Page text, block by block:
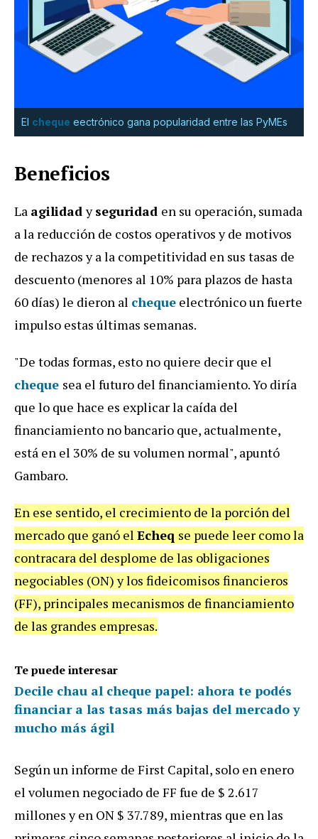
El cheque eectrónico gana popularidad entre las PyMEs
Beneficios
La agilidadyseguridad en su operación, sumada
a la reducción de costos operativos y de motivos
de rechazos y a la competitividad en sus tasas de
descuento (menores al 10% para plazos de hasta
60 días) le dieron al cheque electrónico un fuerte
impulso estas últimas semanas.
"De todas formas, esto no quiere decir que el
cheque sea el futuro del financiamiento. Yo diría
que lo que hace es explicar la caída del
financiamiento no bancario que, actualmente,
está en el 30% de su volumen normal", apuntó
Gambaro.
En ese sentido, el crecimiento de la porción del
mercado que ganó el Echeq se puede leer como la
contracara del desplome de las obligaciones
negociables (ON) y los fideicomisos financieros
(FF), principales mecanismos de financiamiento
de las grandes empresas.
Te puede interesar
Decile chau al cheque papel: ahora te podés
financiar a las tasas más bajas del mercado y
mucho más ágil
Según un informe de First Capital, solo en enero
el volumen negociado de FF fue de $ 2.617
millones y en ON $ 37.789, mientras que en las